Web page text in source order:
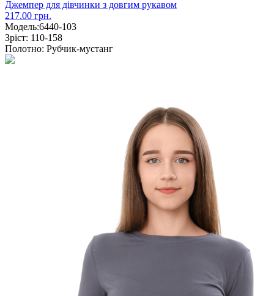
Джемпер для дівчинки з довгим рукавом
217.00 грн.
Модель:6440-103
Зріст: 110-158
Полотно: Рубчик-мустанг